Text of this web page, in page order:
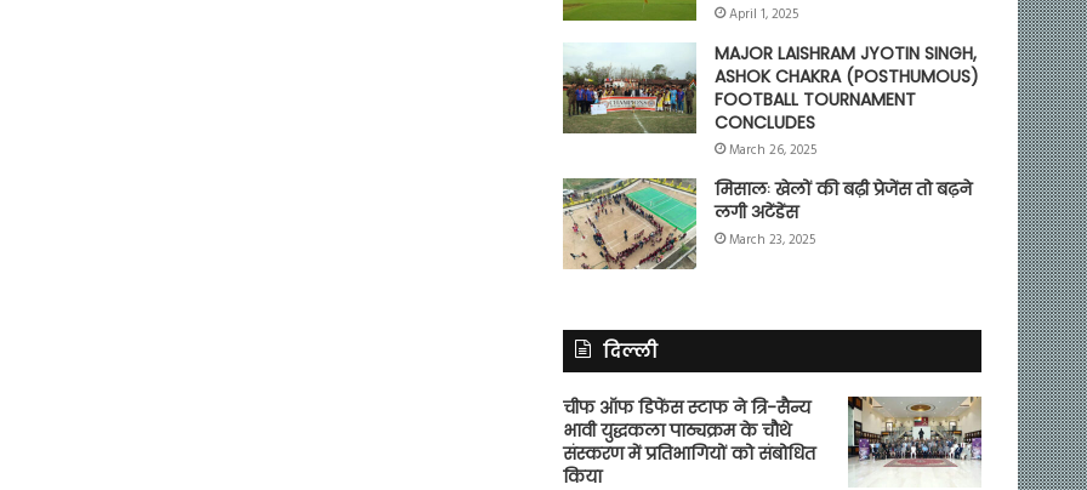
April 1, 2025
MAJOR LAISHRAM JYOTIN SINGH,
ASHOK CHAKRA (POSTHUMOUS)
FOOTBALL TOURNAMENT
CONCLUDES
March 26, 2025
मिसालः खेलों की बढ़ी प्रेजेंस तो बढ़ने
लगी अटेंडेंस
March 23, 2025
दिल्ली
चीफ ऑफ डिफेंस स्टाफ ने त्रि-सैन्य
भावी युद्धकला पाठ्यक्रम के चौथे
संस्करण में प्रतिभागियों को संबोधित
किया